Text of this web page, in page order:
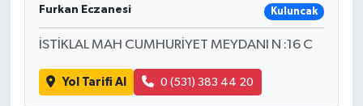
Furkan Eczanesi Kuluncak
İSTİKLAL MAH CUMHURİYET MEYDANI N :16 C
Yol Tarifi Al 0 (531) 383 44 20